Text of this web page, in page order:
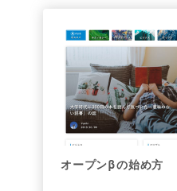
オープンβの始め方